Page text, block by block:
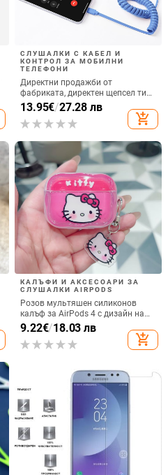
СЛУШАЛКИ С КАБЕЛ И
КОНТРОЛ ЗА МОБИЛНИ
ТЕЛЕФОНИ
Директни продажби от
фабриката, директен щепсел тип
C, мобилен телефон, Douyin
Internet Celebrity, електрически
микрофон, слушалки с C порт,
13.95€/27.28 лв
add_shopping_cart
КАЛЪФИ И АКСЕСОАРИ ЗА
СЛУШАЛКИ AIRPODS
Розов мультяшен силиконов
калъф за AirPods 4 с дизайн на
котка
9.22€/18.03 лв
add_shopping_cart